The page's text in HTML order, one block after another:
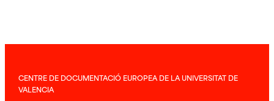
CENTRE DE DOCUMENTACIÓ EUROPEA DE LA UNIVERSITAT DE
VALENCIA